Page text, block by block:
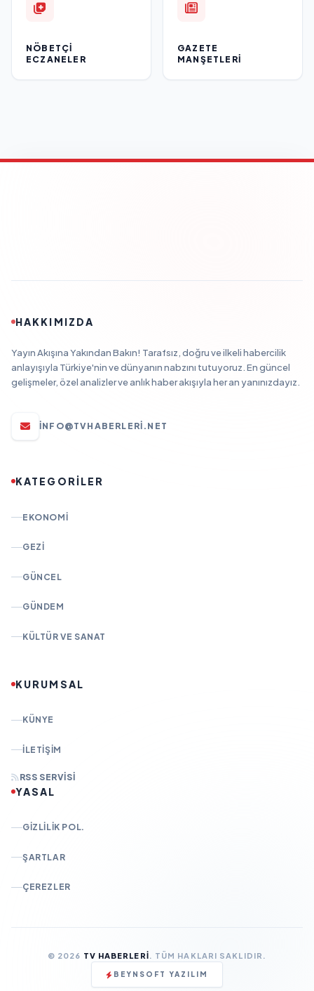
NÖBETÇI
ECZANELER
GAZETE
MANŞETLERI
HAKKIMIZDA
Yayın Akışına Yakından Bakın! Tarafsız, doğru ve ilkeli habercilik
anlayışıyla Türkiye'nin ve dünyanın nabzını tutuyoruz. En güncel
gelişmeler, özel analizler ve anlık haber akışıyla her an yanınızdayız.
INFO@TVHABERLERI.NET
KATEGORİLER
EKONOMI
GEZI
GÜNCEL
GÜNDEM
KÜLTÜR VE SANAT
KURUMSAL
KÜNYE
İLETIŞIM
RSS SERVISI
YASAL
GIZLILIK POL.
ŞARTLAR
ÇEREZLER
© 2026 TV HABERLERI. TÜM HAKLARI SAKLIDIR.
BEYNSOFT YAZILIM